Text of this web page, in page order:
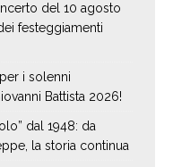
del 10 agosto
festeggiamenti
i solenni
Battista 2026!
dal 1948: da
la storia continua